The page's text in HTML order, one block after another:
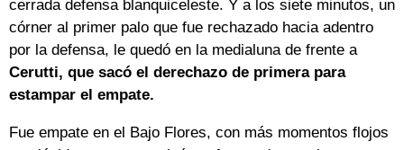
cerrada defensa blanquiceleste. Y a los siete minutos, un
córner al primer palo que fue rechazado hacia adentro
por la defensa, le quedó en la medialuna de frente a
Cerutti, que sacó el derechazo de primera para
estampar el empate.
Fue empate en el Bajo Flores, con más momentos flojos